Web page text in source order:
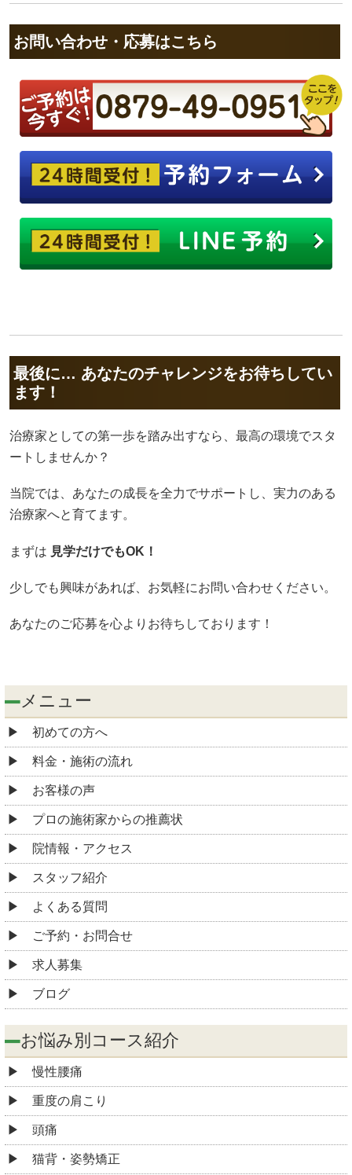
お問い合わせ・応募はこちら
最後に… あなたのチャレンジをお待ちしてい
ます！
治療家としての第一歩を踏み出すなら、最高の環境でスタ
ートしませんか？
当院では、あなたの成長を全力でサポートし、実力のある
治療家へと育てます。
まずは 見学だけでもOK！
少しでも興味があれば、お気軽にお問い合わせください。
あなたのご応募を心よりお待ちしております！
メニュー
初めての方へ
料金・施術の流れ
お客様の声
プロの施術家からの推薦状
院情報・アクセス
スタッフ紹介
よくある質問
ご予約・お問合せ
求人募集
ブログ
お悩み別コース紹介
慢性腰痛
重度の肩こり
頭痛
猫背・姿勢矯正